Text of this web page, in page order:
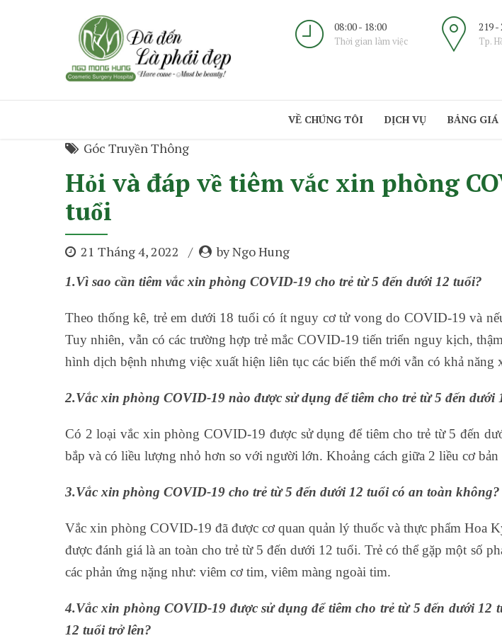
08:00 - 18:00
Thời gian làm việc
219 -
Tp.
VỀ CHÚNG TÔI DỊCH VỤ BẢNG GIÁ
Góc Truyền Thông
Hỏi và đáp về tiêm vắc xin phòng
tuổi
21 Tháng 4, 2022 by Ngo Hung
1.Vì sao cần tiêm vắc xin phòng COVID-19 cho trẻ từ 5 đến dưới 12 tuổi?
Theo thống kê, trẻ em dưới 18 tuổi có ít nguy cơ tử vong do COVID-19 và
Tuy nhiên, vẫn có các trường hợp trẻ mắc COVID-19 tiến triển nguy kịch,
hình dịch bệnh nhưng việc xuất hiện liên tục các biến thể mới vẫn có khả
2.Vắc xin phòng COVID-19 nào được sử dụng để tiêm cho trẻ từ 5 đến dưới
Có 2 loại vắc xin phòng COVID-19 được sử dụng để tiêm cho trẻ từ 5 đến
bắp và có liều lượng nhỏ hơn so với người lớn. Khoảng cách giữa 2 liều cơ
3.Vắc xin phòng COVID-19 cho trẻ từ 5 đến dưới 12 tuổi có an toàn
Vắc xin phòng COVID-19 đã được cơ quan quản lý thuốc và thực phẩm Hoa
được đánh giá là an toàn cho trẻ từ 5 đến dưới 12 tuổi. Trẻ có thể gặp một số
các phản ứng nặng như: viêm cơ tim, viêm màng ngoài tim.
4.Vắc xin phòng COVID-19 được sử dụng để tiêm cho trẻ từ 5 đến dưới
12 tuổi trở lên?